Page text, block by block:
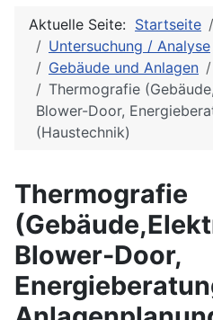
Aktuelle Seite: Startseite
Untersuchung / Analyse
Gebäude und Anlagen
Thermografie
Blower-Door,
(Haustechnik)
Thermografie
Blower-Door,